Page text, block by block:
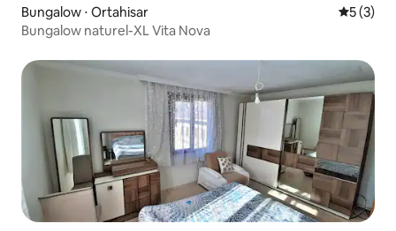
Bungalow ⋅ Ortahisar
5 (3)
Bungalow naturel-XL Vita Nova